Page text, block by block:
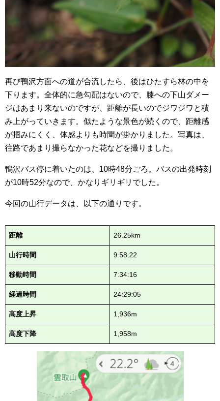
再び鴨沢方面への道が合流したら、後はひたすら林の中を
下ります。全体的に急勾配はないので、膝への下山ダメー
ジはあまり来ないのですが、距離が長いのでジワジワと積
み上がっていきます。似たような景色が続くので、距離感
が掴みにくく、体感よりも時間が掛かりました。写真は、
往路であまり撮らなかった花などを撮りました。
鴨沢バス停に着いたのは、10時48分ごろ。バスの出発時刻
が10時52分なので、かなりギリギリでした。
今回の山行データは、以下の通りです。
距離 26.25km
山行時間 9:58:22
移動時間 7:34:16
経過時間 24:29:05
高度上昇 1,936m
高度下降 1,958m